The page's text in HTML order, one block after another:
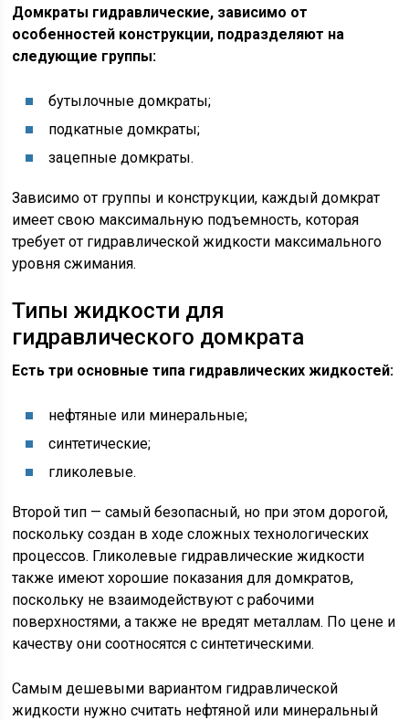
Домкраты гидравлические, зависимо от
особенностей конструкции, подразделяют на
следующие группы:
бутылочные домкраты;
подкатные домкраты;
зацепные домкраты.
Зависимо от группы и конструкции, каждый домкрат
имеет свою максимальную подъемность, которая
требует от гидравлической жидкости максимального
уровня сжимания.
Типы жидкости для
гидравлического домкрата
Есть три основные типа гидравлических жидкостей:
нефтяные или минеральные;
синтетические;
гликолевые.
Второй тип — самый безопасный, но при этом дорогой,
поскольку создан в ходе сложных технологических
процессов. Гликолевые гидравлические жидкости
также имеют хорошие показания для домкратов,
поскольку не взаимодействуют с рабочими
поверхностями, а также не вредят металлам. По цене и
качеству они соотносятся с синтетическими.
Самым дешевыми вариантом гидравлической
жидкости нужно считать нефтяной или минеральный